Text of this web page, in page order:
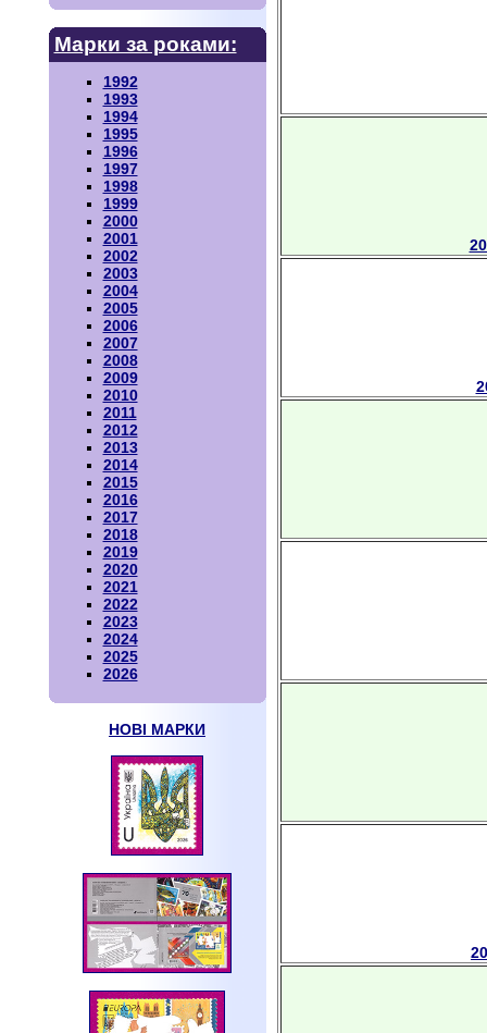
Марки за роками:
1992
1993
1994
1995
1996
1997
1998
1999
2000
2001
2002
2003
2004
2005
2006
2007
2008
2009
2010
2011
2012
2013
2014
2015
2016
2017
2018
2019
2020
2021
2022
2023
2024
2025
2026
НОВІ МАРКИ